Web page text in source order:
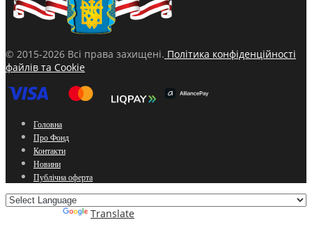
© 2015-2026 Всі права захищені. Політика конфіденційності
файлів та Cookie
Головна
Про Фонд
Контакти
Новини
Публічна оферта
Translate